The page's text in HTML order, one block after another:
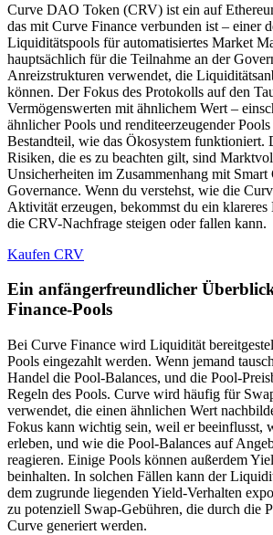
Curve DAO Token (CRV) ist ein auf
das mit Curve Finance verbunden ist – einer
Liquiditätspools für automatisiertes Market
hauptsächlich für die Teilnahme an der
Anreizstrukturen verwendet, die
können. Der Fokus des Protokolls auf den
Vermögenswerten mit ähnlichem Wert –
ähnlicher Pools und renditeerzeugender
Bestandteil, wie das Ökosystem funktioniert.
Risiken, die es zu beachten gilt, sind
Unsicherheiten im Zusammenhang mit Smart
Governance. Wenn du verstehst, wie die
Aktivität erzeugen, bekommst du ein
die CRV-Nachfrage steigen oder fallen kann.
Kaufen CRV
Ein anfängerfreundlicher
Finance-Pools
Bei Curve Finance wird Liquidität
Pools eingezahlt werden. Wenn jemand
Handel die Pool-Balances, und die Pool-
Regeln des Pools. Curve wird häufig für
verwendet, die einen ähnlichen Wert
Fokus kann wichtig sein, weil er beeinflusst,
erleben, und wie die Pool-Balances auf
reagieren. Einige Pools können außerdem
beinhalten. In solchen Fällen kann der
dem zugrunde liegenden Yield-Verhalten
zu potenziell Swap-Gebühren, die durch die
Curve generiert werden.